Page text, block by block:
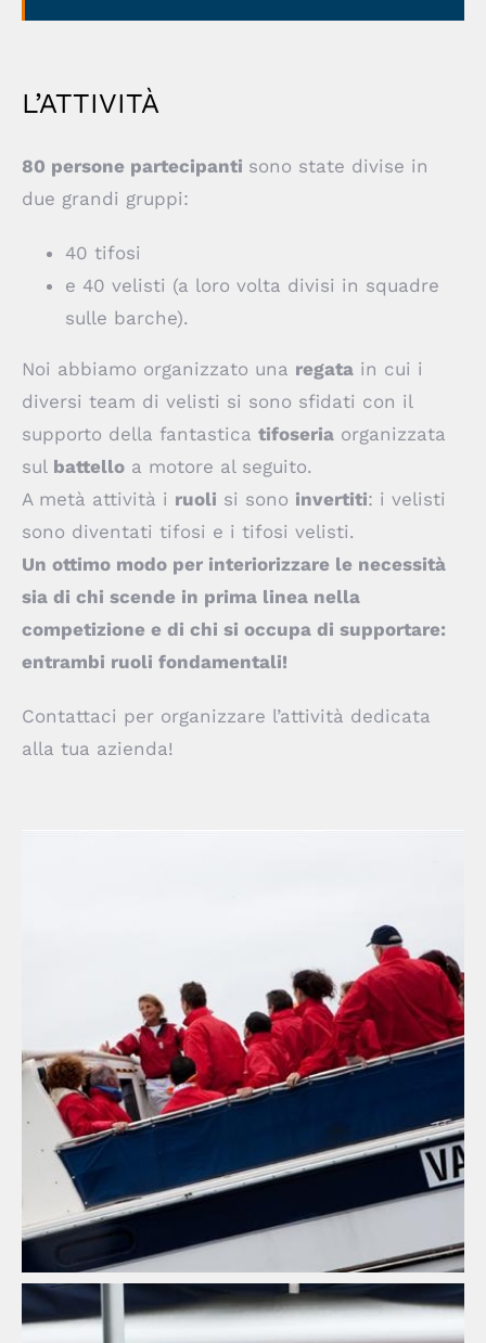
L’ATTIVITÀ
80 persone partecipanti sono state divise in
due grandi gruppi:
40 tifosi
e 40 velisti (a loro volta divisi in squadre
sulle barche).
Noi abbiamo organizzato una regata in cui i
diversi team di velisti si sono sfidati con il
supporto della fantastica tifoseria organizzata
sul battello a motore al seguito.
A metà attività i ruoli si sono invertiti: i velisti
sono diventati tifosi e i tifosi velisti.
Un ottimo modo per interiorizzare le necessità
sia di chi scende in prima linea nella
competizione e di chi si occupa di supportare:
entrambi ruoli fondamentali!
Contattaci per organizzare l’attività dedicata
alla tua azienda!